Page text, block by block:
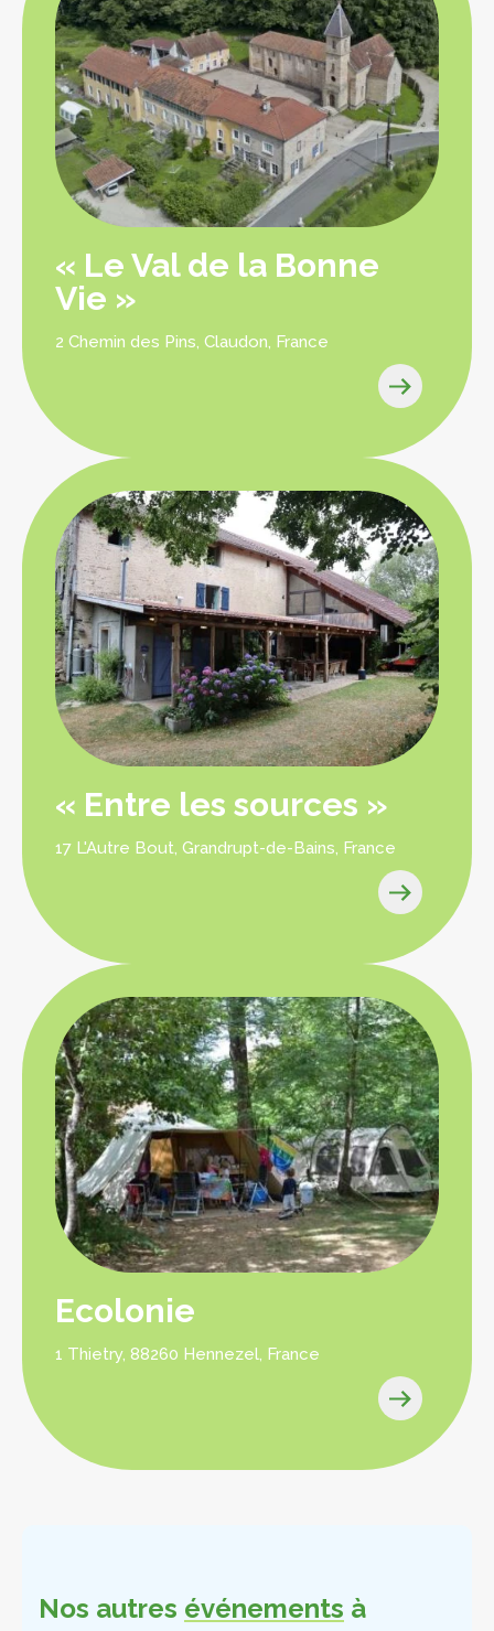
« Le Val de la Bonne
Vie »
2 Chemin des Pins, Claudon, France
« Entre les sources »
17 L'Autre Bout, Grandrupt-de-Bains, France
Ecolonie
1 Thietry, 88260 Hennezel, France
Nos autres événements à